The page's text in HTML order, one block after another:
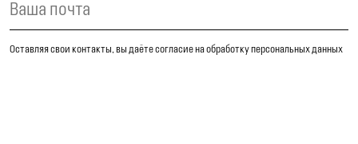
Оставляя свои контакты, вы даёте согласие на обработку персональных данных